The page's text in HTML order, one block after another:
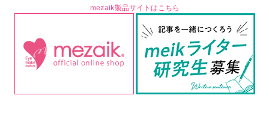
mezaik製品サイトはこちら